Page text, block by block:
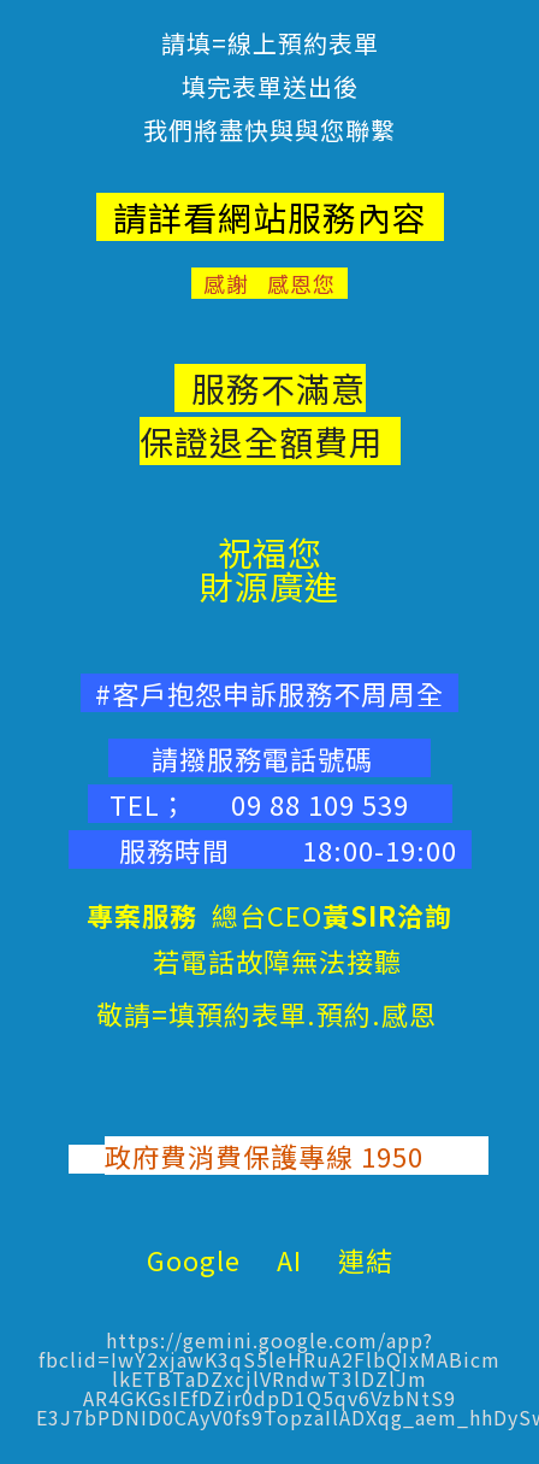
請填=線上預約表單
填完表單送出後
我們將盡快與與您聯繫
請詳看網站服務內容
感謝 感恩您
服務不滿意
保證退全額費用
祝福您
財源廣進
#客戶抱怨申訴服務不周周全
請撥服務電話號碼
TEL； 09 88 109 539
服務時間 18:00-19:00
專案服務 總台CEO黃SIR洽詢
若電話故障無法接聽
敬請=填預約表單.預約.感恩
政府費消費保護專線 1950
Google AI 連結
https://gemini.google.com/app?
fbclid=IwY2xjawK3qS5leHRuA2FlbQIxMABicm
lkETBTaDZxcjlVRndwT3lDZlJm
AR4GKGsIEfDZir0dpD1Q5qv6VzbNtS9